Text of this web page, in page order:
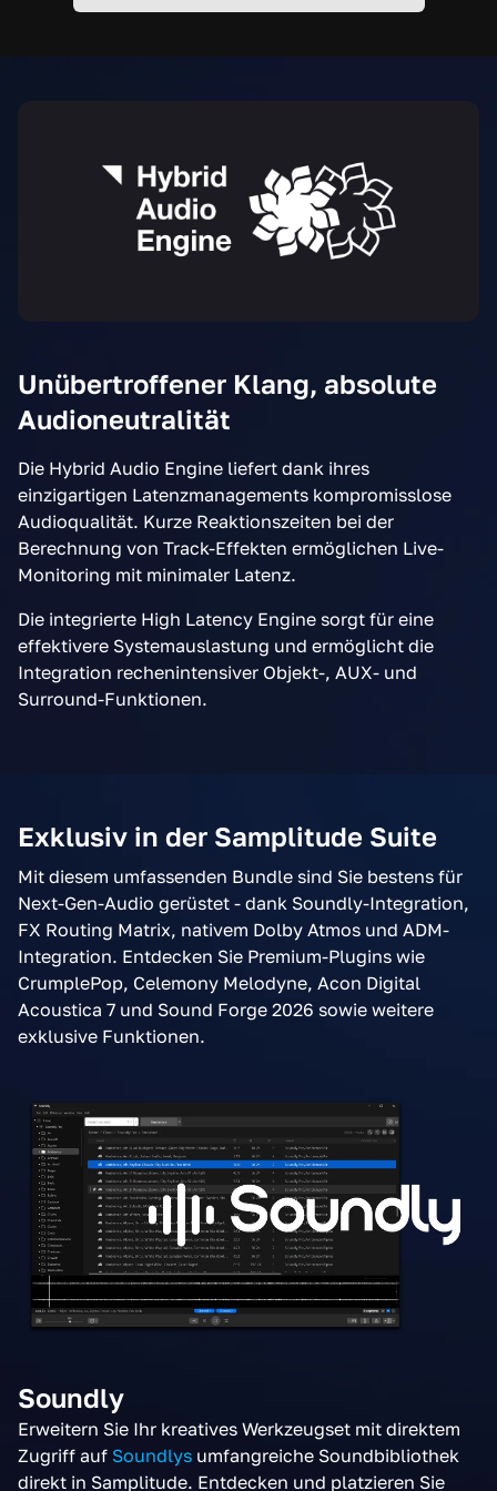
Unübertroffener Klang, absolute
Audioneutralität
Die Hybrid Audio Engine liefert dank ihres
einzigartigen Latenzmanagements kompromisslose
Audioqualität. Kurze Reaktionszeiten bei der
Berechnung von Track-Effekten ermöglichen Live-
Monitoring mit minimaler Latenz.
Die integrierte High Latency Engine sorgt für eine
effektivere Systemauslastung und ermöglicht die
Integration rechenintensiver Objekt-, AUX- und
Surround-Funktionen.
Exklusiv in der Samplitude Suite
Mit diesem umfassenden Bundle sind Sie bestens für
Next-Gen-Audio gerüstet - dank Soundly-Integration,
FX Routing Matrix, nativem Dolby Atmos und ADM-
Integration. Entdecken Sie Premium-Plugins wie
CrumplePop, Celemony Melodyne, Acon Digital
Acoustica 7 und Sound Forge 2026 sowie weitere
exklusive Funktionen.
Soundly
Erweitern Sie Ihr kreatives Werkzeugset mit direktem
Zugriff auf Soundlys umfangreiche Soundbibliothek
direkt in Samplitude. Entdecken und platzieren Sie